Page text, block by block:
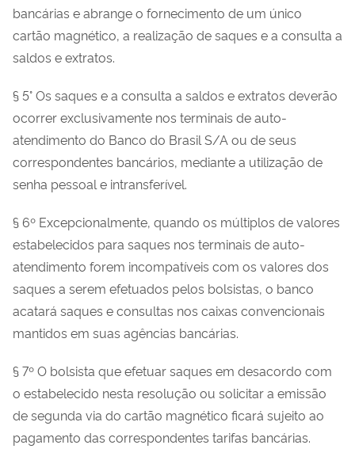
bancárias e abrange o fornecimento de um único
cartão magnético, a realização de saques e a consulta a
saldos e extratos.
§ 5° Os saques e a consulta a saldos e extratos deverão
ocorrer exclusivamente nos terminais de auto-
atendimento do Banco do Brasil S/A ou de seus
correspondentes bancários, mediante a utilização de
senha pessoal e intransferível.
§ 6º Excepcionalmente, quando os múltiplos de valores
estabelecidos para saques nos terminais de auto-
atendimento forem incompatíveis com os valores dos
saques a serem efetuados pelos bolsistas, o banco
acatará saques e consultas nos caixas convencionais
mantidos em suas agências bancárias.
§ 7º O bolsista que efetuar saques em desacordo com
o estabelecido nesta resolução ou solicitar a emissão
de segunda via do cartão magnético ficará sujeito ao
pagamento das correspondentes tarifas bancárias.